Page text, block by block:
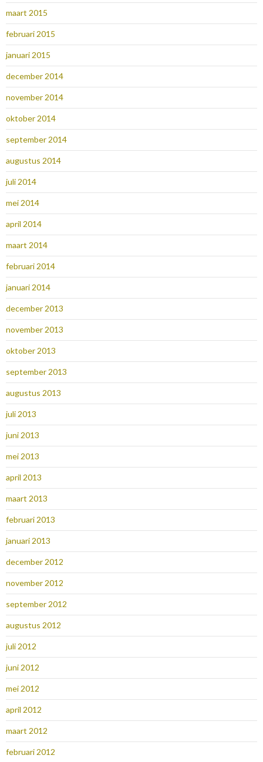
maart 2015
februari 2015
januari 2015
december 2014
november 2014
oktober 2014
september 2014
augustus 2014
juli 2014
mei 2014
april 2014
maart 2014
februari 2014
januari 2014
december 2013
november 2013
oktober 2013
september 2013
augustus 2013
juli 2013
juni 2013
mei 2013
april 2013
maart 2013
februari 2013
januari 2013
december 2012
november 2012
september 2012
augustus 2012
juli 2012
juni 2012
mei 2012
april 2012
maart 2012
februari 2012